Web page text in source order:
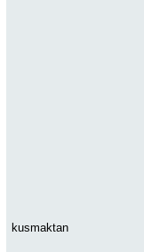
kusmaktan